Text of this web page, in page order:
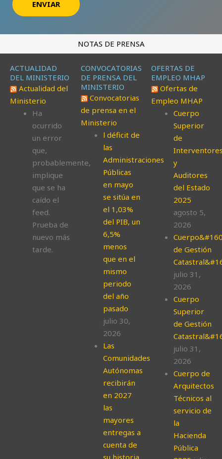
ENVIAR
NOTAS DE PRENSA
ACTUALIDAD
DEL MINISTERIO
Actualidad del
Ministerio
Ha
ocurrido
un error
que,
probablemente,
implique
que se ha
caído el
feed.
Prueba de
nuevo más
tarde.
CONVOCATORIAS
DE PRENSA DEL
MINISTERIO
Convocatorias
de prensa en el
Ministerio
l déficit de
las
Administraciones
Públicas
en mayo
se sitúa en
el 1,03%
del PIB, un
6,5%
menos
que en el
mismo
periodo
del año
pasado
julio 30,
2026
Las
Comunidades
Autónomas
recibirán
en 2027
las
mayores
entregas a
cuenta de
OFERTAS DE
EMPLEO MHAP
Ofertas de
Empleo MHAP
Cuerpo
Superior
de
y
Auditores
del Estado
2025
agosto 5,
2026
de Gestión
julio 31,
2026
Cuerpo
Superior
de Gestión
julio 31,
2026
Cuerpo de
Arquitectos
Técnicos al
servicio de
la
Hacienda
Pública